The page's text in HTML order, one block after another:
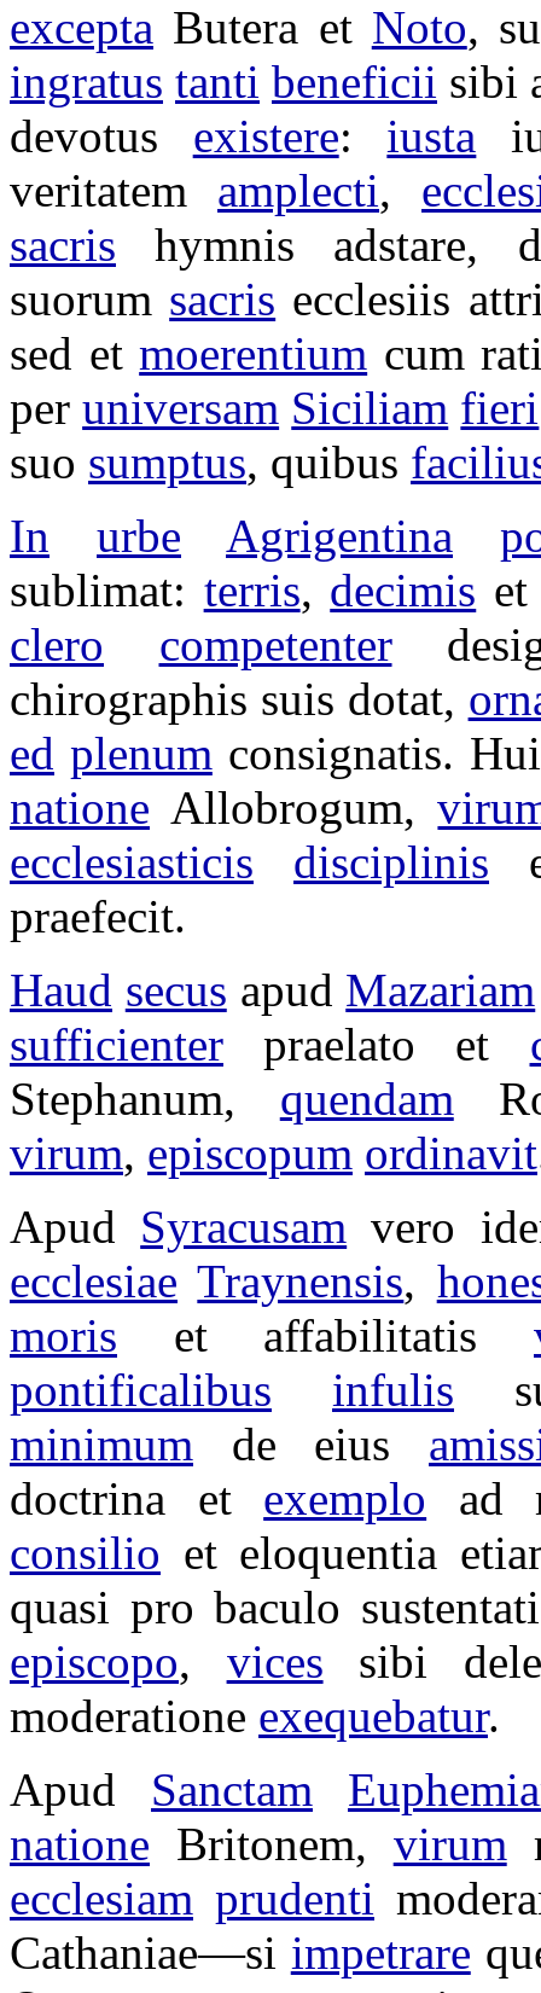
excepta Butera et Noto,
ingratus tanti beneficii sibi
devotus
existere: iusta
veritatem
amplecti,
sacris
hymnis adstare,
suorum sacris ecclesiis
sed etmoerentium cum
peruniversam Siciliam fieri
suo sumptus, quibus
In
urbe Agrigentina
sublimat: terris, decimis
clero
competenter
chirographis suis dotat,
ed plenum consignatis.
natione Allobrogum,
ecclesiasticis
disciplinis
praefecit.
Haud secus apud Mazariam
sufficienter
praelato et
Stephanum, quendam
virum, episcopum ordinavit
Apud Syracusam vero
ecclesiae Traynensis,
moris et affabilitatis
pontificalibus
infulis
minimum de eius
doctrina et exemplo ad
consilio et eloquentia
quasi probaculo
episcopo, vices sibi
moderatione exequebatur.
Apud Sanctam
natione Britonem, virum
ecclesiam prudenti
Cathaniae—si impetrare